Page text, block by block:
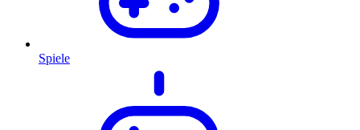
Spiele